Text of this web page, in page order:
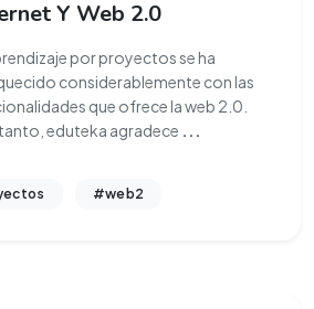
Y Web 2.0
por proyectos se ha
considerablemente con las
que ofrece la web 2.0.
eduteka agradece ...
#web2